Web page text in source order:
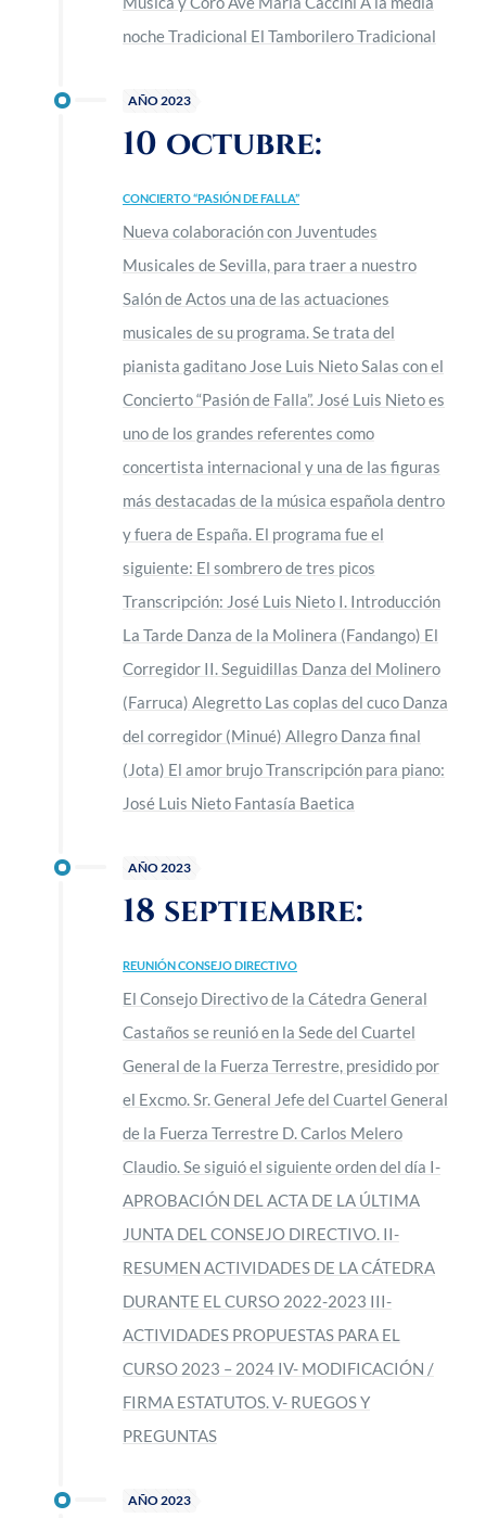
noche Tradicional El Tamborilero Tradicional
AÑO 2023
10 octubre:
CONCIERTO “PASIÓN DE FALLA”
Nueva colaboración con Juventudes
Musicales de Sevilla, para traer a nuestro
Salón de Actos una de las actuaciones
musicales de su programa. Se trata del
pianista gaditano Jose Luis Nieto Salas con el
Concierto “Pasión de Falla”. José Luis Nieto es
uno de los grandes referentes como
concertista internacional y una de las figuras
más destacadas de la música española dentro
y fuera de España. El programa fue el
siguiente: El sombrero de tres picos
Transcripción: José Luis Nieto I. Introducción
La Tarde Danza de la Molinera (Fandango) El
Corregidor II. Seguidillas Danza del Molinero
(Farruca) Alegretto Las coplas del cuco Danza
del corregidor (Minué) Allegro Danza final
(Jota) El amor brujo Transcripción para piano:
José Luis Nieto Fantasía Baetica
AÑO 2023
18 septiembre:
REUNIÓN CONSEJO DIRECTIVO
El Consejo Directivo de la Cátedra General
Castaños se reunió en la Sede del Cuartel
General de la Fuerza Terrestre, presidido por
el Excmo. Sr. General Jefe del Cuartel General
de la Fuerza Terrestre D. Carlos Melero
Claudio. Se siguió el siguiente orden del día I-
APROBACIÓN DEL ACTA DE LA ÚLTIMA
JUNTA DEL CONSEJO DIRECTIVO. II-
RESUMEN ACTIVIDADES DE LA CÁTEDRA
DURANTE EL CURSO 2022-2023 III-
ACTIVIDADES PROPUESTAS PARA EL
CURSO 2023 – 2024 IV- MODIFICACIÓN /
FIRMA ESTATUTOS. V- RUEGOS Y
PREGUNTAS
AÑO 2023